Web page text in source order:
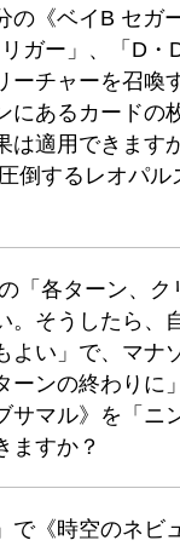
《ベイB セガ
ガー」、「D・
ーチャーを召喚
にあるカードの
は適用できます
倒するレオパル
「各ターン、ク
。そうしたら、
よい」で、マナ
ンの終わりに
サマル》を「ニ
ますか？
《時空のネビ